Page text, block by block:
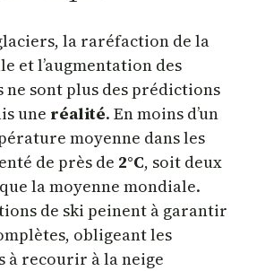
la raréfaction de la
et l’augmentation des
sont plus des prédictions
une réalité. En moins d’un
moyenne dans les
de près de 2°C, soit deux
la moyenne mondiale.
de ski peinent à garantir
obligeant les
à recourir à la neige